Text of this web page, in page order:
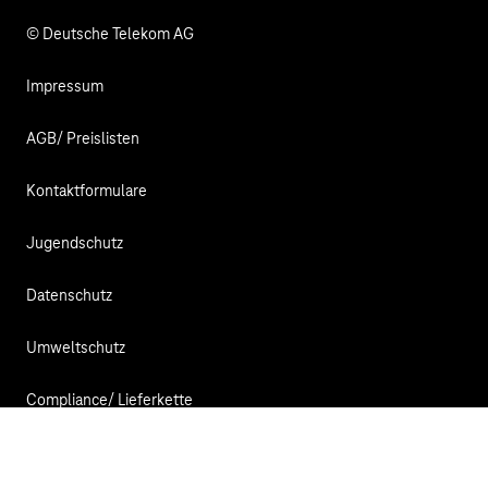
© Deutsche Telekom AG
Impressum
AGB/ Preislisten
Kontaktformulare
Jugendschutz
Datenschutz
Umweltschutz
Compliance/ Lieferkette